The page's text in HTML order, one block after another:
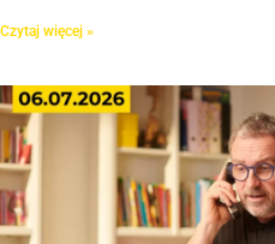
Czytaj więcej »